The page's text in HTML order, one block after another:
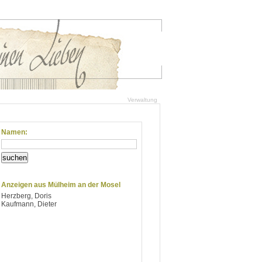
Verwaltung
Namen:
suchen
Anzeigen aus Mülheim an der Mosel
Herzberg, Doris
Kaufmann, Dieter